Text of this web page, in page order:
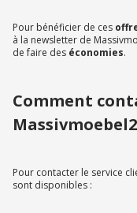
Pour bénéficier de ces
à la newsletter de
de faire des économies.
Comment
Pour contacter le service
sont disponibles :